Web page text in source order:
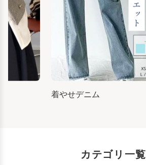
着やせデニム
カテゴリ一覧